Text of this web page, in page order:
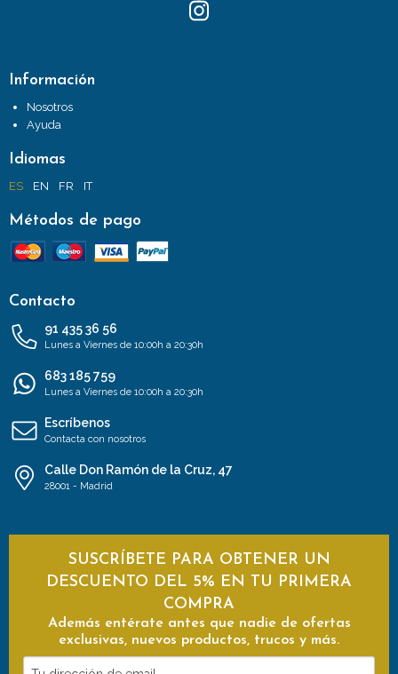
Información
Nosotros
Ayuda
Idiomas
ES EN FR IT
Métodos de pago
Contacto
91 435 36 56
Lunes a Viernes de 10:00h a 20:30h
683 185 759
Lunes a Viernes de 10:00h a 20:30h
Escríbenos
Contacta con nosotros
Calle Don Ramón de la Cruz, 47
28001 - Madrid
SUSCRÍBETE PARA OBTENER UN
DESCUENTO DEL 5% EN TU PRIMERA
COMPRA
Además entérate antes que nadie de ofertas
exclusivas, nuevos productos, trucos y más.
Tu